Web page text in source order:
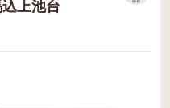
上池台